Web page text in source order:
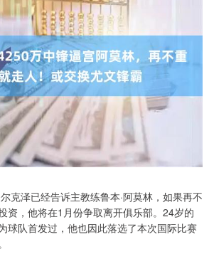
克泽已经告诉主教练鲁本·阿莫林，如果再不
资，他将在1月份争取离开俱乐部。24岁的
球队首发过，他也因此落选了本次国际比赛